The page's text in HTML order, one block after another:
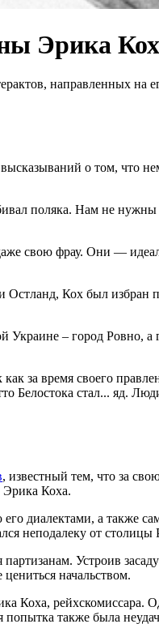
Эрика
направленных
о том, что
поляка. Нам не
свою фрау. Они —
Остланд, Кох был
Украине – город Ровно,
за время своего
стал... яд.
, известный тем, что за
Эрика Коха.
диалектами, а также
неподалеку от столицы
Устроив
начальством.
Коха, рейхскомиссара.
попытка также была